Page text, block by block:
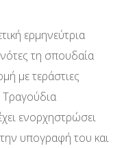
ερμηνεύτρια
τη σπουδαία
με τεράστιες
Τραγούδια
ενορχηστρώσει
υπογραφή του και